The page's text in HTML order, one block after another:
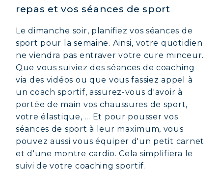
repas et vos séances de sport
Le dimanche soir, planifiez vos séances de
sport pour la semaine. Ainsi, votre quotidien
ne viendra pas entraver votre cure minceur.
Que vous suiviez des séances de coaching
via des vidéos ou que vous fassiez appel à
un coach sportif, assurez-vous d'avoir à
portée de main vos chaussures de sport,
votre élastique, … Et pour pousser vos
séances de sport à leur maximum, vous
pouvez aussi vous équiper d'un petit carnet
et d'une montre cardio. Cela simplifiera le
suivi de votre coaching sportif.